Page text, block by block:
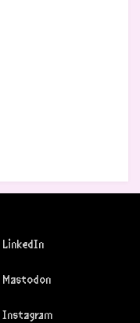
LinkedIn
Mastodon
Instagram